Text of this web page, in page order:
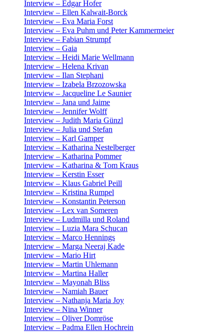
Interview – Edgar Hofer
Interview – Ellen Kalwait-Borck
Interview – Eva Maria Forst
Interview – Eva Puhm und Peter Kammermeier
Interview – Fabian Strumpf
Interview – Gaia
Interview – Heidi Marie Wellmann
Interview – Helena Krivan
Interview – Ilan Stephani
Interview – Izabela Brzozowska
Interview – Jacqueline Le Saunier
Interview – Jana und Jaime
Interview – Jennifer Wolff
Interview – Judith Maria Günzl
Interview – Julia und Stefan
Interview – Karl Gamper
Interview – Katharina Nestelberger
Interview – Katharina Pommer
Interview – Katharina & Tom Kraus
Interview – Kerstin Esser
Interview – Klaus Gabriel Peill
Interview – Kristina Rumpel
Interview – Konstantin Peterson
Interview – Lex van Someren
Interview – Ludmilla und Roland
Interview – Luzia Mara Schucan
Interview – Marco Hennings
Interview – Marga Neeraj Kade
Interview – Mario Hirt
Interview – Martin Uhlemann
Interview – Martina Haller
Interview – Mayonah Bliss
Interview – Namiah Bauer
Interview – Nathanja Maria Joy
Interview – Nina Winner
Interview – Oliver Domröse
Interview – Padma Ellen Hochrein